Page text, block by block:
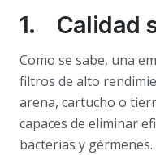
1. Calidad
Como se sabe, una
filtros de alto
arena, cartucho o
capaces de eliminar
bacterias y